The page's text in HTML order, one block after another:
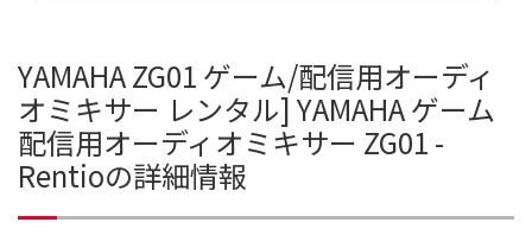
YAMAHA ZG01 ゲーム/配信用オーディ
オミキサー レンタル] YAMAHA ゲーム
配信用オーディオミキサー ZG01 -
Rentioの詳細情報